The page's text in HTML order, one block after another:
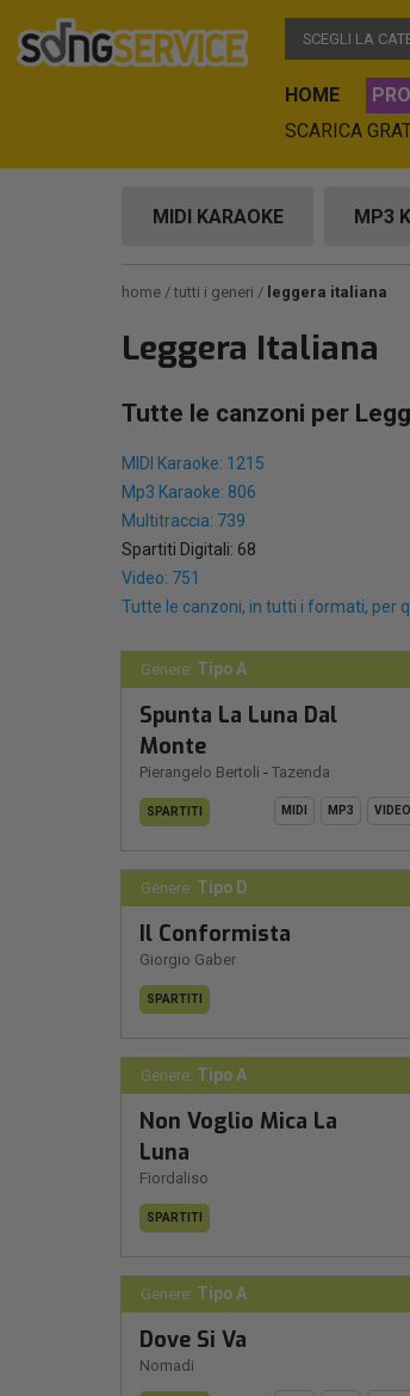
SCEGLI LA
HOME
SCARICA
MIDI KARAOKE MP3
home tutti i generi leggera italiana
Leggera Italiana
Tutte le canzoni per
MIDI Karaoke: 1215
Mp3 Karaoke: 806
Multitraccia: 739
Spartiti Digitali: 68
Video: 751
Tutte le canzoni, in tutti i formati, per
Genere: Tipo A
Spunta La Luna Dal
Monte
Pierangelo Bertoli - Tazenda
SPARTITI MIDI MP3 VIDEO
Genere: Tipo D
Il Conformista
Giorgio Gaber
SPARTITI
Genere: Tipo A
Non Voglio Mica La
Luna
Fiordaliso
SPARTITI
Genere: Tipo A
Dove Si Va
Nomadi